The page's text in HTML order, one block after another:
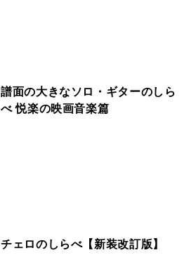
譜面の大きなソロ・ギターのしら
べ 悦楽の映画音楽篇
チェロのしらべ【新装改訂版】